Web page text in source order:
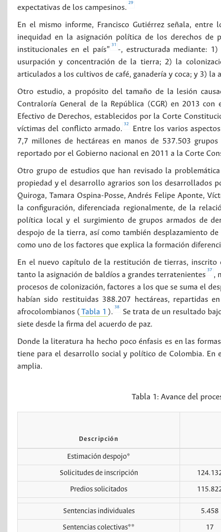
expectativas de los campesinos.
29
En el mismo informe, Francisco Gutiérrez señala,
inequidad en la asignación política de los derechos de
institucionales en el país”
31
-, estructurada mediante:
usurpación y concentración de la tierra; 2) la
articulados a los cultivos de café, ganadería y coca; y 3)
Otro estudio, a propósito del tamaño de la lesión
Contraloría General de la República (CGR) en 2013
Efectivo de Derechos, establecidos por la Corte
víctimas del conflicto armado.
32
Entre los varios
7,7 millones de hectáreas en manos de 537.503
reportado por el Gobierno nacional en 2011 a la Corte
Otro grupo de estudios que han revisado la
propiedad y el desarrollo agrarios son los desarrollados
Quiroga, Tamara Ospina-Posse, Andrés Felipe Aponte,
la configuración, diferenciada regionalmente, de la
política local y el surgimiento de grupos armados de
despojo de la tierra, así como también desplazamiento
como uno de los factores que explica la formación
En el nuevo capítulo de la restitución de tierras,
tanto la asignación de baldíos a grandes terratenientes
37
,
procesos de colonización, factores a los que se suma el
habían sido restituidas 388.207 hectáreas, repartidas
afrocolombianos ( Tabla 1 ).
38
Se trata de un resultado
siete desde la firma del acuerdo de paz.
Donde la literatura ha hecho poco énfasis es en las
tiene para el desarrollo social y político de Colombia. En
amplia.
Tabla 1: Avance del
Descripción
Estimación despojo*
Solicitudes de inscripción
Predios solicitados
Sentencias individuales 5.458
Sentencias colectivas** 17